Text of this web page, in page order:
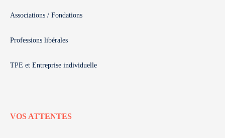
Associations / Fondations
Professions libérales
TPE et Entreprise individuelle
VOS ATTENTES